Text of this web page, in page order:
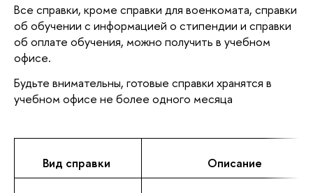
се справки, кроме справки для военкомата, справки
об обучении с информацией о стипендии и справки
об оплате обучения, можно получить в учебном
офисе.
Будьте внимательны, готовые справки хранятся
учебном офисе не более одного месяца
ид справки Описание